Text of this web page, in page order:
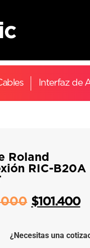
Interfaz de
Roland
RIC-B20A
$101.400
¿Necesitas una